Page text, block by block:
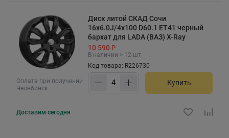
Оплата при получении
Челябинск
Диск литой СКАД Сочи
16x6.0J/4x100 D60.1 ET41 черный
бархат для LADA (ВАЗ) X-Ray
10 590 ₽
В наличии > 12 шт.
Код товара: R226730
Купить
Доставим сегодня